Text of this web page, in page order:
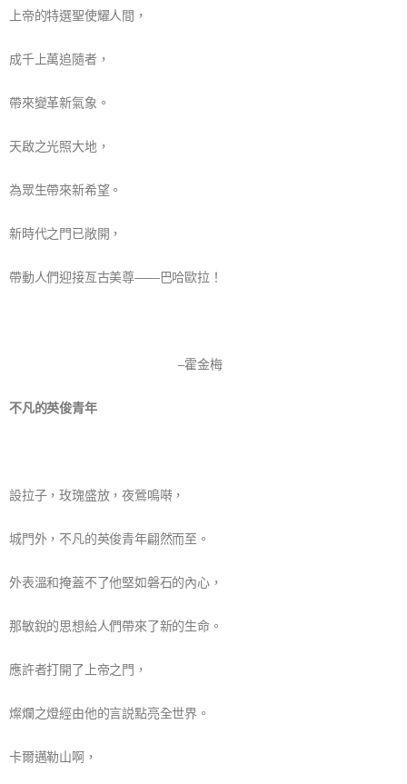
上帝的特選聖使耀人間，
成千上萬追隨者，
帶來變革新氣象。
天啟之光照大地，
為眾生帶來新希望。
新時代之門已敞開，
帶動人們迎接亙古美尊——巴哈歐拉！
–霍金梅
不凡的英俊青年
設拉子，玫瑰盛放，夜鶯鳴啭，
城門外，不凡的英俊青年翩然而至。
外表溫和掩蓋不了他堅如磐石的內心，
那敏銳的思想給人們帶來了新的生命。
應許者打開了上帝之門，
燦爛之燈經由他的言説點亮全世界。
卡爾邁勒山啊，